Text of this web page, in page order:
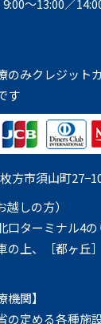
～13:00／
みクレジット
す
方市須山町
しの方）
口ターミナル4
の上、［都ヶ丘
機関】
の定める各種施